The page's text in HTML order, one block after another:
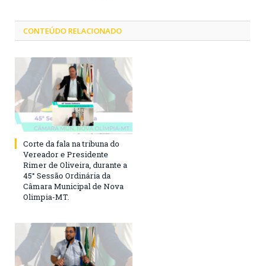
CONTEÚDO RELACIONADO
Corte da fala na tribuna do
Vereador e Presidente
Rimer de Oliveira, durante a
45° Sessão Ordinária da
Câmara Municipal de Nova
Olimpia-MT.